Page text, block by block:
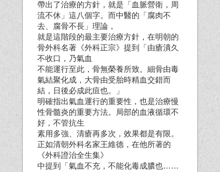
帶出了治療的方針，就是「血脈營衛，周
流不休」這八個字。而中醫的「腐肉不
去、腐骨不長」理論，
就是這階段的最主要治療方針，在明朝的
骨外科名著《外科正宗》提到「由瘡潰久
不收口，乃氣血
不能運行至此，骨無榮養所致。細骨由毒
氣結聚化成，大骨由受胎時精血交錯而
結，日後必成此疽也。」
明確指出氣血運行的重要性，也是治療慢
性骨髓炎的重要方法。局部的血液循環不
好，不管抗生
素用多強、清瘡再多次，效果都是有限。
正如清朝外科名家王維德，在他所著的
《外科證治全生集》
中提到「氣血不充，不能化毒成膿也……